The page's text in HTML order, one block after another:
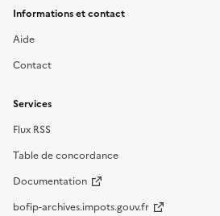
Informations et contact
Aide
Contact
Services
Flux RSS
Table de concordance
Documentation
bofip-archives.impots.gouv.fr